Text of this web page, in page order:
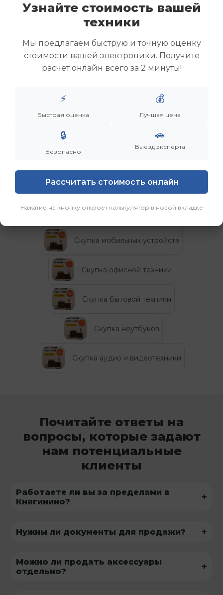
Дронов Матвей Викторович
“Мы не скупаем старую технику. Мы даем вещам
вторую жизнь, а их владельцам — новую
Категории
Скупка мобильных устройств
Скупка офисной техники
Скупка бытовой техники
Скупка ноутбуков
Скупка аудио и видеотехники
Почитайте ответы на
вопросы, которые задают
нам потенциальные
клиенты
Работаете ли вы за пределами в
Княгинино?
+
Нужны ли документы для продажи? +
Можно ли продать аксессуары
отдельно?
+
Узнайте стоимость вашей
техники
Мы предлагаем быструю и точную оценку
стоимости вашей электроники. Получите
расчет онлайн всего за 2 минуты!
⚡
Быстрая оценка
💰
Лучшая цена
🔒
Безопасно
🚗
Выезд эксперта
Рассчитать стоимость онлайн
Нажатие на кнопку откроет калькулятор в новой вкладке